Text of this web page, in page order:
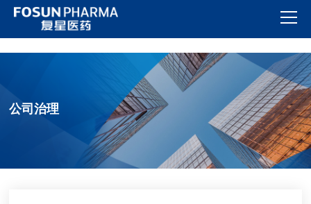
热博RB88
公司治理